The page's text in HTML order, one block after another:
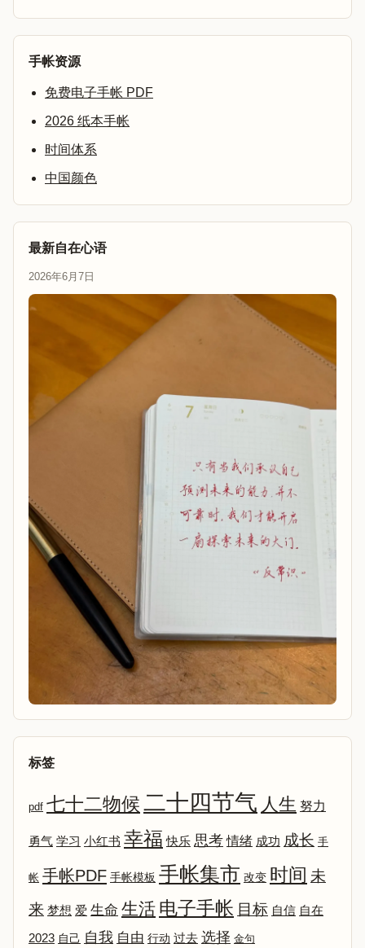
手帐资源
免费电子手帐 PDF
2026 纸本手帐
时间体系
中国颜色
最新自在心语
2026年6月7日
标签
pdf 七十二物候二十四节气 人生 努力
勇气 学习 小红书 幸福 快乐 思考 情绪 成功 成长 手
帐 手帐PDF 手帐模板 手帐集市 改变 时间 未
来 梦想 爱 生命 生活 电子手帐 目标 自信 自在
2023 自己 自我 自由 行动 过去 选择 金句